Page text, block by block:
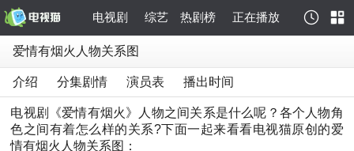
电视剧 综艺 热剧榜 正在播放
爱情有烟火人物关系图
介绍 分集剧情 演员表 播出时间
电视剧《爱情有烟火》人物之间关系是什么呢？各个人物角
色之间有着怎么样的关系?下面一起来看看电视猫原创的爱
情有烟火人物关系图：